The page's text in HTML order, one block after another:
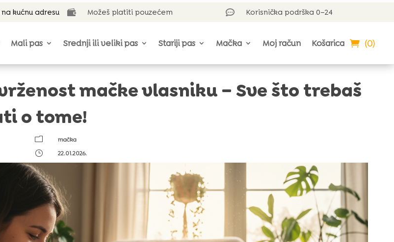
kućnu adresu  Možeš platiti pouzećem  Korisnička podrška 0–24
Mali pas Srednji ili veliki pas Stariji pas Mačka Moj račun Košarica (0)
mačke vlasniku – Sve što trebaš
o tome!
m
mačka
}
22.01.2026.